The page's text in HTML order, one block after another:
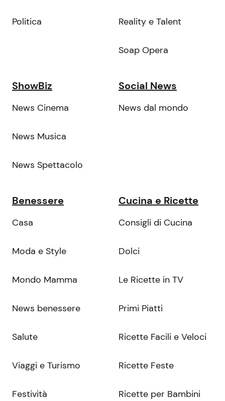
Politica Reality e Talent
Soap Opera
ShowBiz
News Cinema
News Musica
News Spettacolo
Social News
News dal mondo
Benessere
Casa
Moda e Style
Mondo Mamma
News benessere
Salute
Viaggi e Turismo
Festività
Cucina e Ricette
Consigli di Cucina
Dolci
Le Ricette in TV
Primi Piatti
Ricette Facili e Veloci
Ricette Feste
Ricette per Bambini